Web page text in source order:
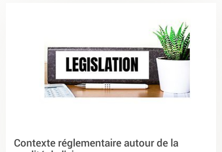
Contexte réglementaire autour de la